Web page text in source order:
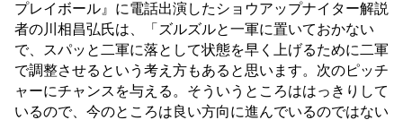
プレイボール』に電話出演したショウアップナイター解説
者の川相昌弘氏は、「ズルズルと一軍に置いておかない
で、スパッと二軍に落として状態を早く上げるために二軍
で調整させるという考え方もあると思います。次のピッチ
ャーにチャンスを与える。そういうところははっきりして
いるので、今のところは良い方向に進んでいるのではない